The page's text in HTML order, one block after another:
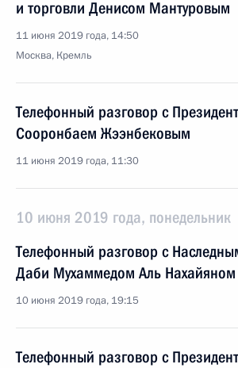
и торговли Денисом Мантуровым
11 июня 2019 года, 14:50
Москва, Кремль
Телефонный разговор с
Сооронбаем Жээнбековым
11 июня 2019 года, 11:30
10 июня 2019 года, понедельник
Телефонный разговор с
Даби Мухаммедом Аль Нахайяном
10 июня 2019 года, 19:15
Телефонный разговор с